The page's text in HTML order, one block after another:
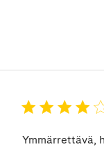
Ymmärrettävä,